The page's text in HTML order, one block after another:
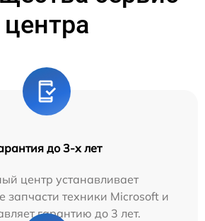
центра
до 3-х лет
центр устанавливает
запчасти техники Microsoft и
гарантию до 3 лет.